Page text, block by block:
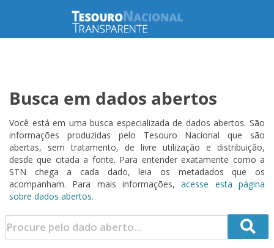
Busca em dados abertos
Você está em uma busca especializada de dados abertos. São
informações produzidas pelo Tesouro Nacional que são
abertas, sem tratamento, de livre utilização e distribuição,
desde que citada a fonte. Para entender exatamente como a
STN chega a cada dado, leia os metadados que os
acompanham. Para mais informações,acesse esta página
sobre dados abertos.